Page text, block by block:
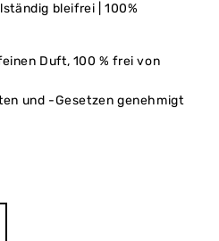
bleifrei | 100%
Duft, 100 % frei von
und -Gesetzen genehmigt